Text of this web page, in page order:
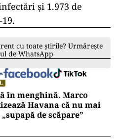
şi 1.973 de
cu toate știrile? Urmărește
de WhatsApp
în menghină. Marco
Havana că nu mai
de scăpare”